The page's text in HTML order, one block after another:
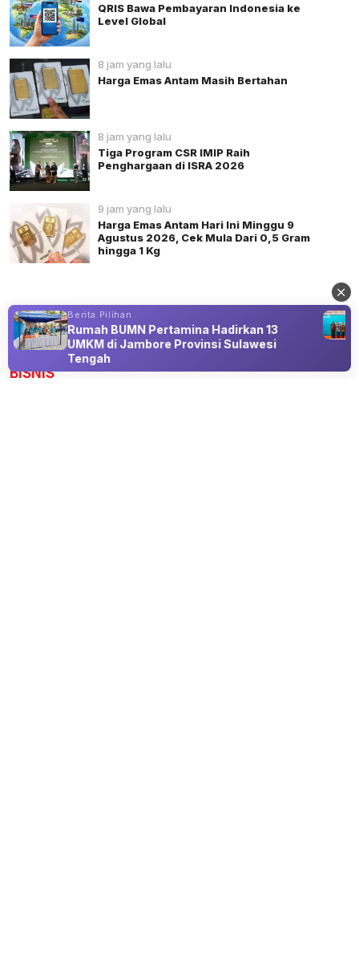
QRIS Bawa Pembayaran Indonesia ke
Level Global
8 jam yang lalu
Harga Emas Antam Masih Bertahan
8 jam yang lalu
Tiga Program CSR IMIP Raih
Penghargaan di ISRA 2026
9 jam yang lalu
Harga Emas Antam Hari Ini Minggu 9
Agustus 2026, Cek Mula Dari 0,5 Gram
hingga 1 Kg
Advertisement
BISNIS
Berita Pilihan
Rumah BUMN Pertamina Hadirkan 13
UMKM di Jambore Provinsi Sulawesi
Tengah